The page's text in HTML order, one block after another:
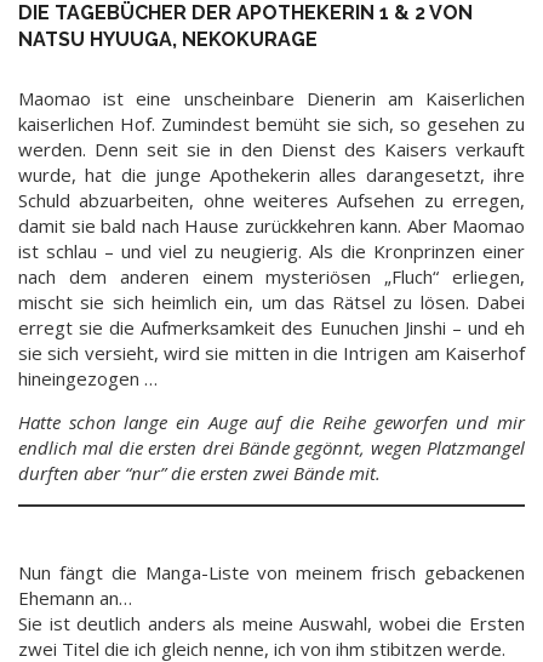
DIE TAGEBÜCHER DER APOTHEKERIN 1 & 2 VON
NATSU HYUUGA, NEKOKURAGE
Maomao ist eine unscheinbare Dienerin am Kaiserlichen
kaiserlichen Hof. Zumindest bemüht sie sich, so gesehen zu
werden. Denn seit sie in den Dienst des Kaisers verkauft
wurde, hat die junge Apothekerin alles darangesetzt, ihre
Schuld abzuarbeiten, ohne weiteres Aufsehen zu erregen,
damit sie bald nach Hause zurückkehren kann. Aber Maomao
ist schlau – und viel zu neugierig. Als die Kronprinzen einer
nach dem anderen einem mysteriösen „Fluch“ erliegen,
mischt sie sich heimlich ein, um das Rätsel zu lösen. Dabei
erregt sie die Aufmerksamkeit des Eunuchen Jinshi – und eh
sie sich versieht, wird sie mitten in die Intrigen am Kaiserhof
hineingezogen …
Hatte schon lange ein Auge auf die Reihe geworfen und mir
endlich mal die ersten drei Bände gegönnt, wegen Platzmangel
durften aber “nur” die ersten zwei Bände mit.
Nun fängt die Manga-Liste von meinem frisch gebackenen
Ehemann an…
Sie ist deutlich anders als meine Auswahl, wobei die Ersten
zwei Titel die ich gleich nenne, ich von ihm stibitzen werde.